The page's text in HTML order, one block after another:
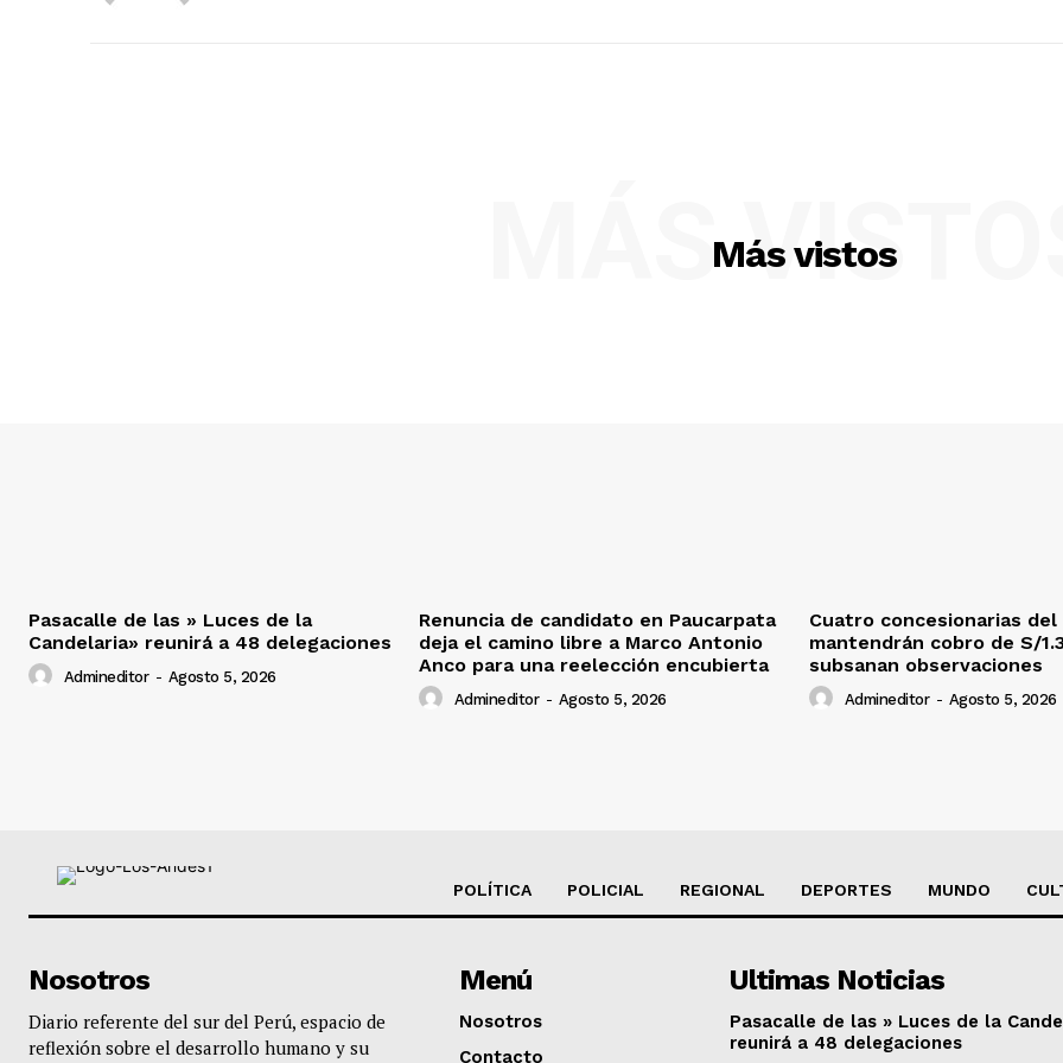
Más vistos
MÁS
Pasacalle de las » Luces de la
Candelaria» reunirá a 48 delegaciones
Admineditor - Agosto 5, 2026
Renuncia de candidato en Paucarpata
deja el camino libre a Marco Antonio
Anco para una reelección encubierta
Admineditor - Agosto 5, 2026
Cuatro concesionarias del
mantendrán cobro de S/
subsanan observaciones
Admineditor - Agosto 5, 2026
POLÍTICA POLICIAL REGIONAL DEPORTES MUNDO
Nosotros
Diario referente del sur del Perú, espacio de
reflexión sobre el desarrollo humano y su
Menú
Nosotros
Contacto
Ultimas Noticias
Pasacalle de las » Luces de la
reunirá a 48 delegaciones